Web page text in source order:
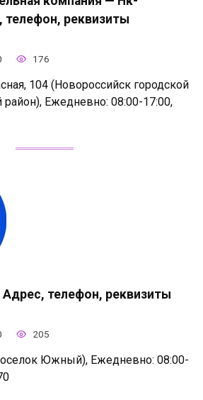
реквизиты
176
104 (Новороссийск городской
Ежедневно: 08:00-17:00,
телефон, реквизиты
205
Южный), Ежедневно: 08:00-